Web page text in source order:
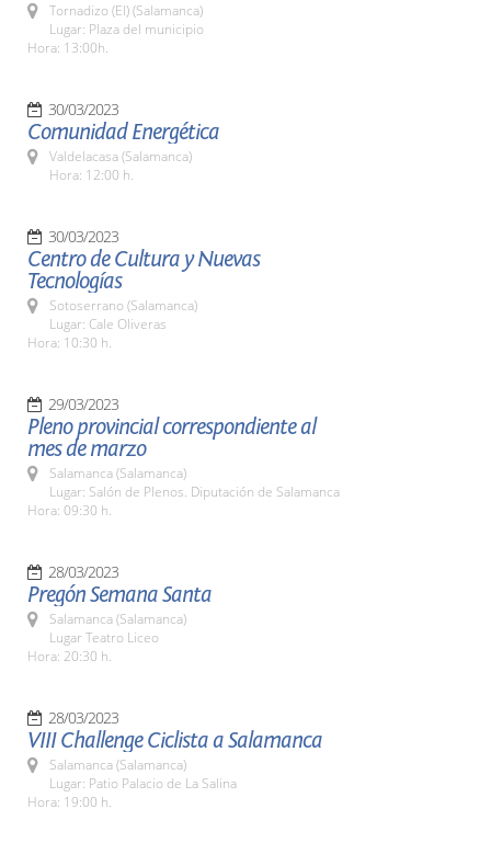
Tornadizo (El) (Salamanca)
Lugar: Plaza del municipio
Hora: 13:00h.
30/03/2023
Comunidad Energética
Valdelacasa (Salamanca)
Hora: 12:00 h.
30/03/2023
Centro de Cultura y Nuevas
Tecnologías
Sotoserrano (Salamanca)
Lugar: Cale Oliveras
Hora: 10:30 h.
29/03/2023
Pleno provincial correspondiente al
mes de marzo
Salamanca (Salamanca)
Lugar: Salón de Plenos. Diputación de Salamanca
Hora: 09:30 h.
28/03/2023
Pregón Semana Santa
Salamanca (Salamanca)
Lugar Teatro Liceo
Hora: 20:30 h.
28/03/2023
VIII Challenge Ciclista a Salamanca
Salamanca (Salamanca)
Lugar: Patio Palacio de La Salina
Hora: 19:00 h.